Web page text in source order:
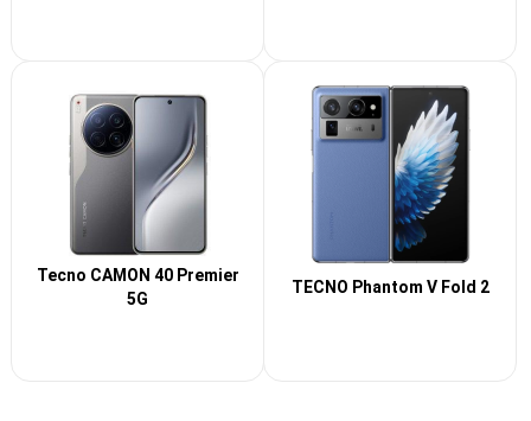
Tecno CAMON 40 Premier
5G
TECNO Phantom V Fold 2